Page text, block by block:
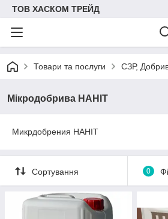
ТОВ ХАСКОМ ТРЕЙД
Товари та послуги СЗР,
Мікродобрива HAHIT
Микрдобрения HAHIT
Сортування 0